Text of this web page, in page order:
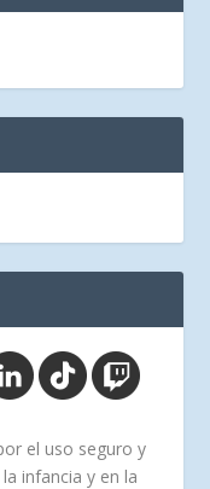
el uso seguro y
infancia y en la